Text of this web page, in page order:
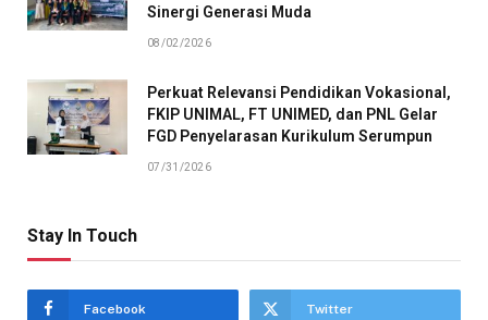
Sinergi Generasi Muda
08/02/2026
Perkuat Relevansi Pendidikan Vokasional,
FKIP UNIMAL, FT UNIMED, dan PNL Gelar
FGD Penyelarasan Kurikulum Serumpun
07/31/2026
Stay In Touch
Facebook Twitter